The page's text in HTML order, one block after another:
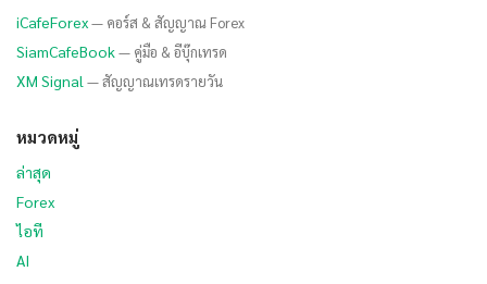
iCafeForex— คอร์ส & สัญญาณ Forex
SiamCafeBook— คู่มือ & อีบุ๊กเทรด
XM Signal — สัญญาณเทรดรายวัน
หมวดหมู่
ล่าสุด
Forex
ไอที
AI